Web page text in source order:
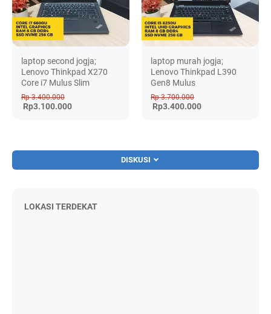
laptop second jogja;
Lenovo Thinkpad X270
Core i7 Mulus Slim
Rp 3.400.000
Rp3.100.000
laptop murah jogja;
Lenovo Thinkpad L390
Gen8 Mulus
Rp 3.700.000
Rp3.400.000
DISKUSI
LOKASI TERDEKAT